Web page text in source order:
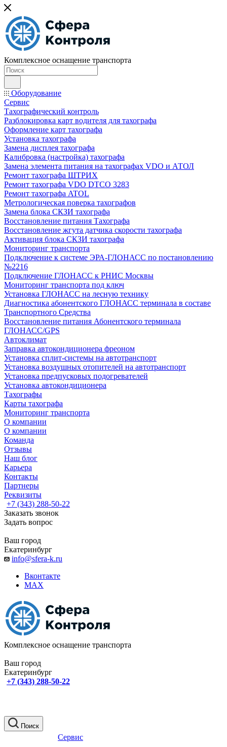
Комплексное оснащение транспорта
Оборудование
Сервис
Тахографический контроль
Разблокировка карт водителя для тахографа
Оформление карт тахографа
Установка тахографа
Замена дисплея тахографа
Калибровка (настройка) тахографа
Замена элемента питания на тахографах VDO и АТОЛ
Ремонт тахографа ШТРИХ
Ремонт тахографа VDO DTCO 3283
Ремонт тахографа ATOL
Метрологическая поверка тахографов
Замена блока СКЗИ тахографа
Восстановление питания Тахографа
Восстановление жгута датчика скорости тахографа
Активация блока СКЗИ тахографа
Мониторинг транспорта
Подключение к системе ЭРА-ГЛОНАСС по постановлению
№2216
Подключение ГЛОНАСС к РНИС Москвы
Мониторинг транспорта под ключ
Установка ГЛОНАСС на лесную технику
Диагностика абонентского ГЛОНАСС терминала в составе
Транспортного Средства
Восстановление питания Абонентского терминала
ГЛОНАСС/GPS
Автоклимат
Заправка автокондиционера фреоном
Установка сплит-системы на автотранспорт
Установка воздушных отопителей на автотранспорт
Установка предпусковых подогревателей
Установка автокондиционера
Тахографы
Карты тахографа
Мониторинг транспорта
О компании
О компании
Команда
Отзывы
Наш блог
Карьера
Контакты
Партнеры
Реквизиты
+7 (343) 288-50-22
Заказать звонок
Задать вопрос
Ваш город
Екатеринбург
info@sfera-k.ru
Вконтакте
MAX
Комплексное оснащение транспорта
Ваш город
Екатеринбург
+7 (343) 288-50-22
Поиск
Сервис